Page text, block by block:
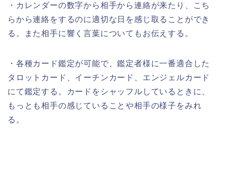
・カレンダーの数字から相手から連絡が来たり、こち
らから連絡をするのに適切な日を感じ取ることができ
る。また相手に響く言葉についてもお伝えする。
・各種カード鑑定が可能で、鑑定者様に一番適合した
タロットカード、イーチンカード、エンジェルカード
にて鑑定する。カードをシャッフルしているときに、
もっとも相手の感じていることや相手の様子をみれ
る。